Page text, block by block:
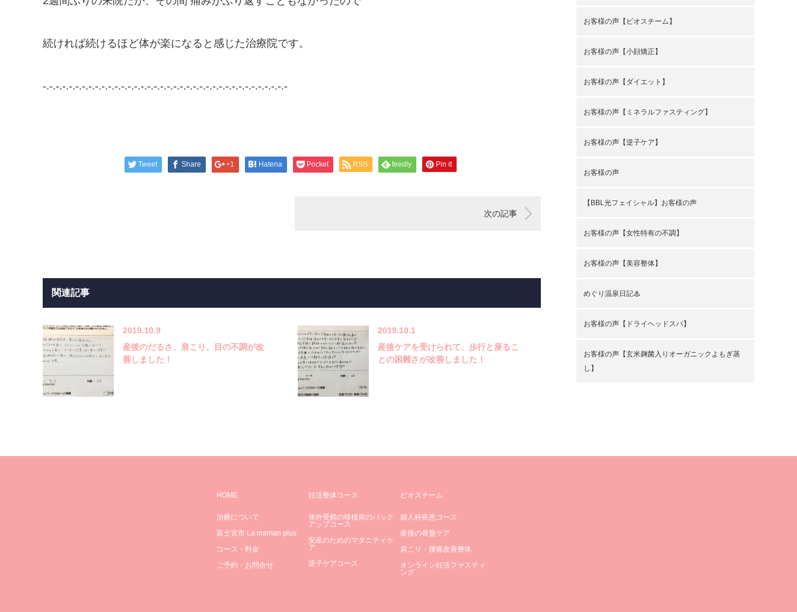
続ければ続けるほど体が楽になると感じた治療院です。
-.-.-.-.-.-.-.-.-.-.-.-.-.-.-.-.-.-.-.-.-.-.-.-.-.-.-.-.-.-.-.-.-.-.-.-.-.-
Tweet Share +1 Hatena Pocket RSS feedly Pin it
次の記事
関連記事
2019.10.9
産後のだるさ、肩こり、目の不調が改
善しました！
2019.10.1
産後ケアを受けられて、歩行と座るこ
との困難さが改善しました！
お客様の声【ビオスチーム】
お客様の声【小顔矯正】
お客様の声【ダイエット】
お客様の声【ミネラルファスティング】
お客様の声【逆子ケア】
お客様の声
【BBL光フェイシャル】お客様の声
お客様の声【女性特有の不調】
お客様の声【美容整体】
めぐり温泉日記♨
お客様の声【ドライヘッドスパ】
お客様の声【玄米麹菌入りオーガニックよもぎ蒸
し】
HOME
治療について
富士宮市 La maman plus
コース・料金
ご予約・お問合せ
妊活整体コース
体外受精の移植前のバック
アップコース
安産のためのマタニティケ
ア
逆子ケアコース
ビオスチーム
婦人科疾患コース
産後の骨盤ケア
肩こり・腰痛改善整体
オンライン妊活ファスティ
ング